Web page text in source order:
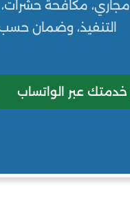
مكافحة
التنفيذ، وضمان
خدمتك عبر الواتساب